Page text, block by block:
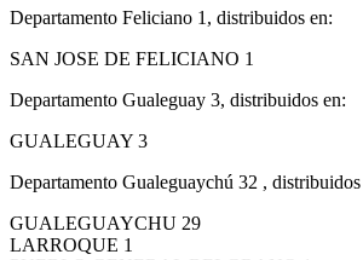
Departamento Feliciano 1, distribuidos en:
SAN JOSE DE FELICIANO 1
Departamento Gualeguay 3, distribuidos en:
GUALEGUAY 3
Departamento Gualeguaychú 32 , distribuidos
GUALEGUAYCHU 29
LARROQUE 1